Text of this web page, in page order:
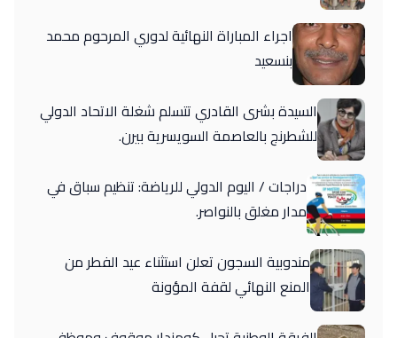
اجراء المباراة النهائية لدوري المرحوم محمد
بنسعيد
السيدة بشرى القادري تتسلم شغلة الاتحاد الدولي
للشطرنج بالعاصمة السويسرية بيرن.
دراجات / اليوم الدولي للرياضة: تنظيم سباق في
مدار مغلق بالنواصر.
مندوبية السجون تعلن استثناء عيد الفطر من
المنع النهائي لقفة المؤونة